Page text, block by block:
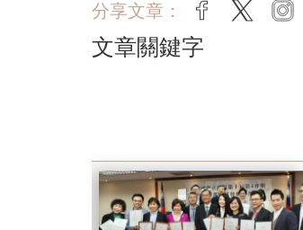
分享文章： facebook
twitter
文章關鍵字